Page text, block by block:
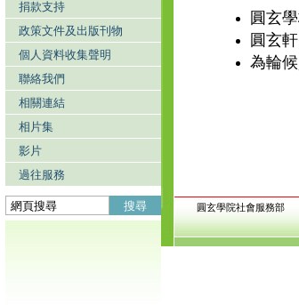
捐款支持
政策文件及出版刊物
個人資料收集聲明
聯絡我們
相關連結
相片集
影片
過往服務
搜尋
圓玄
圓玄
為輪
圓玄學院社會服務部